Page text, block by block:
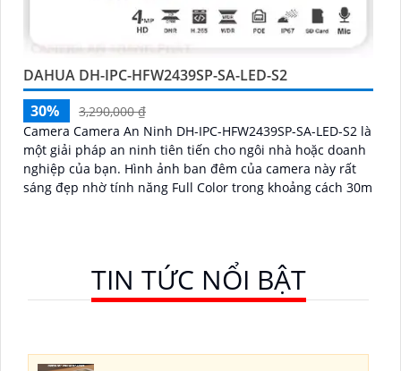
DAHUA DH-IPC-HFW2439SP-SA-LED-S2
30%
3,290,000 ₫
Camera Camera An Ninh DH-IPC-HFW2439SP-SA-LED-S2 là
một giải pháp an ninh tiên tiến cho ngôi nhà hoặc doanh
nghiệp của bạn. Hình ảnh ban đêm của camera này rất
sáng đẹp nhờ tính năng Full Color trong khoảng cách 30m
TIN TỨC NỔI BẬT